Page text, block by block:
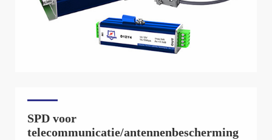
SPD voor
telecommunicatie/antennenbescherming